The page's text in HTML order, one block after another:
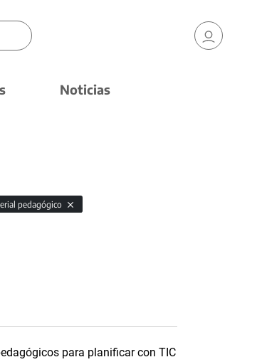
Noticias
pedagógico
para planificar con TIC